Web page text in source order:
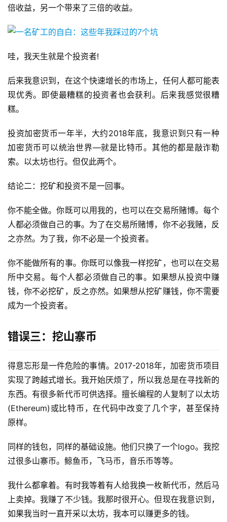
倍收益，另一个带来了三倍的收益。
哇，我天生就是个投资者!
后来我意识到，在这个快速增长的市场上，任何人都可能表
现优秀。即使最糟糕的投资者也会获利。后来我感觉很糟
糕。
投资加密货币一年半，大约2018年底，我意识到只有一种
加密货币可以统治世界—就是比特币。其他的都是敲诈勒
索。以太坊也行。但仅此两个。
结论二：挖矿和投资不是一回事。
你不能全做。你既可以用我的，也可以在交易所赌博。每个
人都必须做自己的事。为了在交易所赌博，你不必我赌，反
之亦然。为了我，你不必是一个投资者。
你不能做所有的事。你既可以像我一样挖矿，也可以在交易
所中交易。每个人都必须做自己的事。如果想从投资中赚
钱，你不必挖矿，反之亦然。如果想从挖矿赚钱，你不需要
成为一个投资者。
错误三：挖山寨币
得意忘形是一件危险的事情。2017-2018年，加密货币项目
实现了跨越式增长。我开始厌烦了，所以我总是在寻找新的
东西。有很多新代币可供选择。擅长编程的人复制了以太坊
(Ethereum)或比特币，在代码中改变了几个字，甚至保持
原样。
同样的钱包，同样的基础设施。他们只换了一个logo。我挖
过很多山寨币。鲸鱼币，飞马币，音乐币等等。
我什么都拿着。有时我等着有人给我换一枚新代币，然后马
上卖掉。我赚了不少钱。我那时很开心。但现在我意识到，
如果我当时一直开采以太坊，我本可以赚更多的钱。